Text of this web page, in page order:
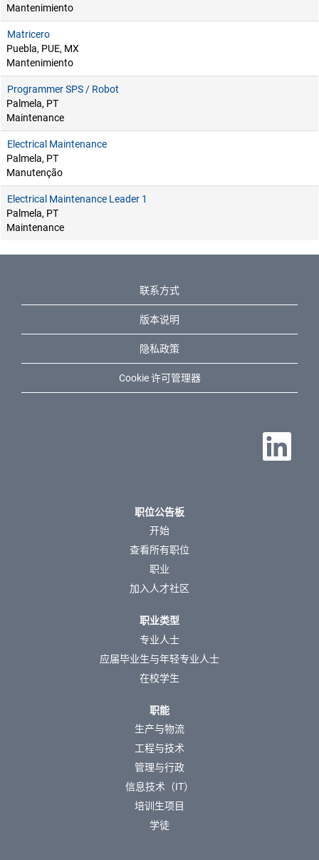
Mantenimiento
Matricero
Puebla, PUE, MX
Mantenimiento
Programmer SPS / Robot
Palmela, PT
Maintenance
Electrical Maintenance
Palmela, PT
Manutenção
Electrical Maintenance Leader 1
Palmela, PT
Maintenance
联系方式
版本说明
隐私政策
Cookie 许可管理器
在新选项卡
职位公告板
开始
查看所有职位
职业
加入人才社区
职业类型
专业人士
应届毕业生与年轻专业人士
在校学生
职能
生产与物流
工程与技术
管理与行政
信息技术（IT）
培训生项目
学徒